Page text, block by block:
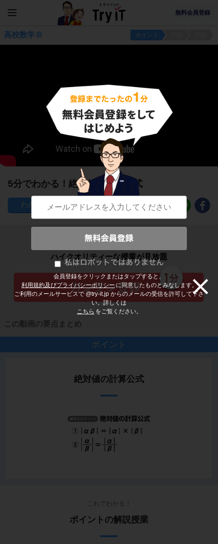
無料会員登録
会員登録をクリックまたはタップすると、
利用規約及びプライバシーポリシー に同意したものとみなします。
ご利用のメールサービスで @try-it.jp からのメールの受信を許可して下さ
い。詳しくは
こちら をご覧ください。
高校数学Ⅲ ポイント
5分でわかる！絶対値の計算公式
84
子どもの勉強から大人の学び直しまで
ハイクオリティーな授業が見放題
この動画の要点まとめ
ポイント
絶対値の計算公式
これでわかる！
ポイントの解説授業